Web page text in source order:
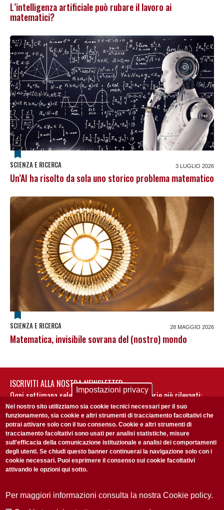
L’intelligenza artificiale può rubare il lavoro ai
matematici?
SCIENZA E RICERCA 3 LUGLIO 2026
Un’AI ha risolto da sola uno storico problema matematico
SCIENZA E RICERCA 28 MAGGIO 2026
Matematica, invisibile sovrana del (nostro) mondo
ISCRIVITI ALLA NOSTRA NEWSLETTER
Ogni settimana selezioniamo per te nostre storie più rilevanti:
non perderti gli aggiornamenti della nostra newsletter
Accetto laPrivacy Policy
Impostazioni privacy
Nel nostro sito utilizziamo sia cookie tecnici necessari per il suo
funzionamento, sia cookie e altri strumenti di tracciamento facoltativi che
potrai attivare solo con il tuo consenso. Cookie e altri strumenti di
tracciamento facoltativi sono usati per analisi statistiche, misure
sull'efficacia della comunicazione istituzionale e analisi dei comportamenti
degli utenti. Se chiudi questo banner continuerai la navigazione solo con i
cookie necessari. Puoi esprimere il consenso sui cookie facoltativi
attivando le opzioni qui sotto.
Per maggiori informazioni consulta la nostra Cookie policy.